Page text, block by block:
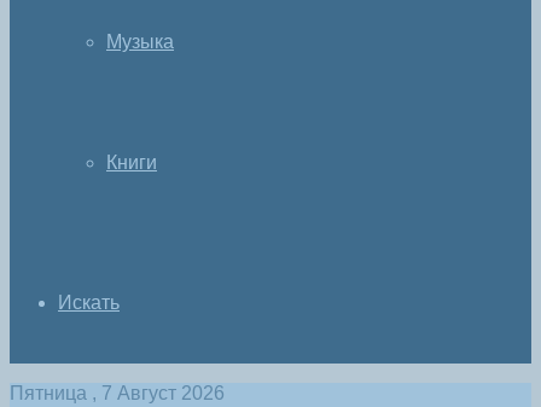
Музыка
Книги
Искать
Пятница , 7 Август 2026